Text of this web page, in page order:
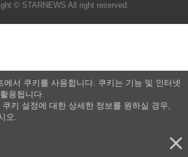
© STARNEWS All right reserved.
에서 쿠키를 사용합니다. 쿠키는 기능 및 인터넷
용됩니다.
키 설정에 대한 상세한 정보를 원하실 경우,
오.